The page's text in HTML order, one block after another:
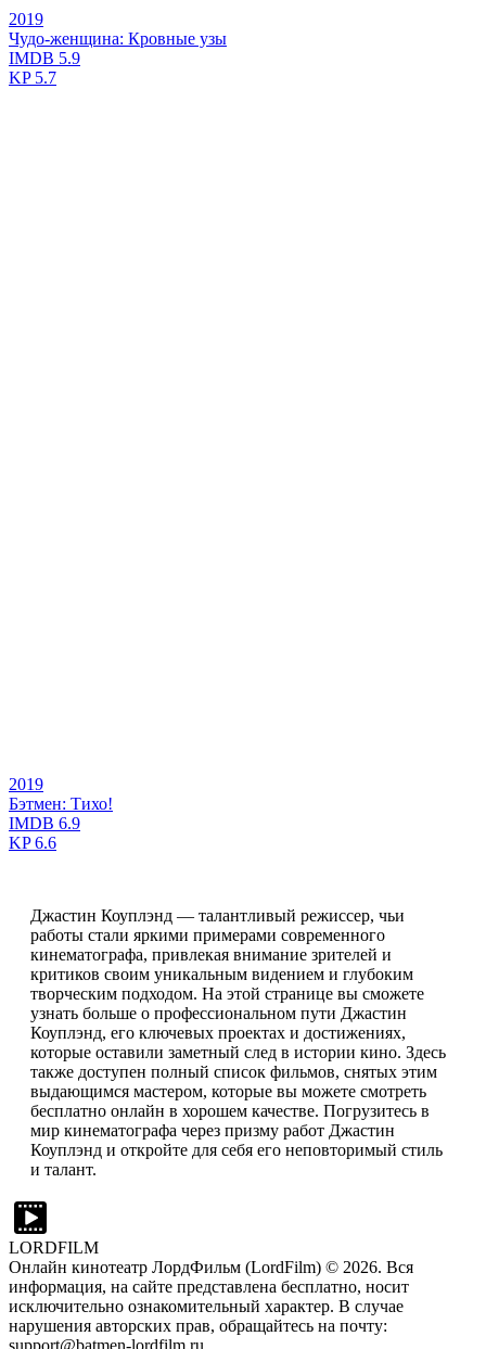
2019
Чудо-женщина: Кровные узы
IMDB 5.9
KP5.7
2019
Бэтмен: Тихо!
IMDB 6.9
KP6.6
Джастин Коуплэнд — талантливый режиссер, чьи
работы стали яркими примерами современного
кинематографа, привлекая внимание зрителей и
критиков своим уникальным видением и глубоким
творческим подходом. На этой странице вы сможете
узнать больше о профессиональном пути Джастин
Коуплэнд, его ключевых проектах и достижениях,
которые оставили заметный след в истории кино. Здесь
также доступен полный список фильмов, снятых этим
выдающимся мастером, которые вы можете смотреть
бесплатно онлайн в хорошем качестве. Погрузитесь в
мир кинематографа через призму работ Джастин
Коуплэнд и откройте для себя его неповторимый стиль
и талант.
LORDFILM
Онлайн кинотеатр ЛордФильм (LordFilm) © 2026. Вся
информация, на сайте представлена бесплатно, носит
исключительно ознакомительный характер. В случае
нарушения авторских прав, обращайтесь на почту:
support@batmen-lordfilm.ru